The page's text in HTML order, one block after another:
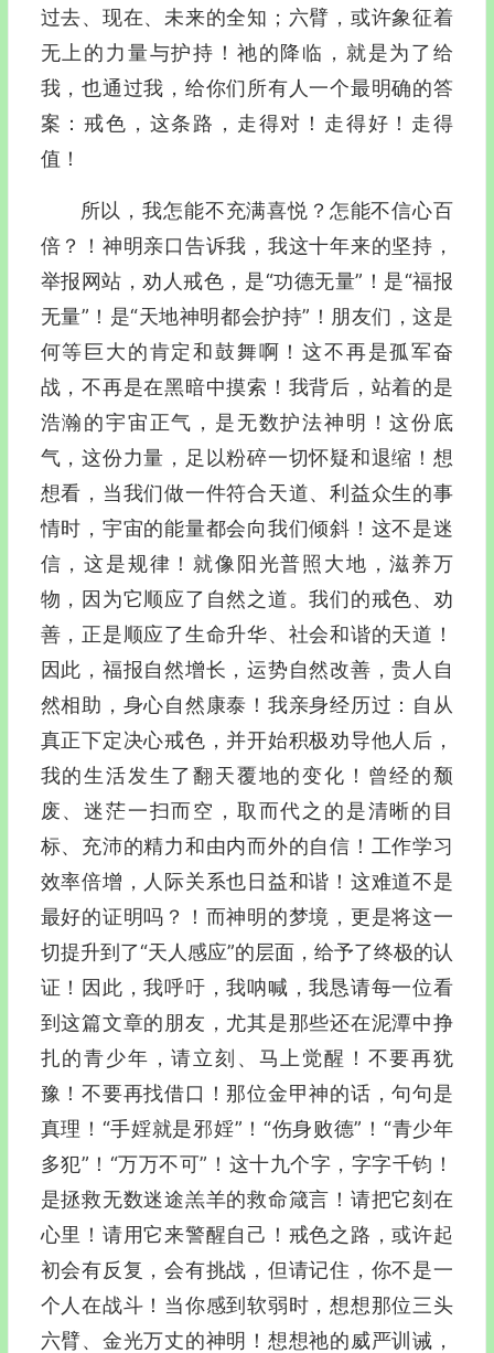
过去、现在、未来的全知；六臂，或许象征着
无上的力量与护持！祂的降临，就是为了给
我，也通过我，给你们所有人一个最明确的答
案：戒色，这条路，走得对！走得好！走得
值！
所以，我怎能不充满喜悦？怎能不信心百
倍？！神明亲口告诉我，我这十年来的坚持，
举报网站，劝人戒色，是“功德无量”！是“福报
无量”！是“天地神明都会护持”！朋友们，这是
何等巨大的肯定和鼓舞啊！这不再是孤军奋
战，不再是在黑暗中摸索！我背后，站着的是
浩瀚的宇宙正气，是无数护法神明！这份底
气，这份力量，足以粉碎一切怀疑和退缩！想
想看，当我们做一件符合天道、利益众生的事
情时，宇宙的能量都会向我们倾斜！这不是迷
信，这是规律！就像阳光普照大地，滋养万
物，因为它顺应了自然之道。我们的戒色、劝
善，正是顺应了生命升华、社会和谐的天道！
因此，福报自然增长，运势自然改善，贵人自
然相助，身心自然康泰！我亲身经历过：自从
真正下定决心戒色，并开始积极劝导他人后，
我的生活发生了翻天覆地的变化！曾经的颓
废、迷茫一扫而空，取而代之的是清晰的目
标、充沛的精力和由内而外的自信！工作学习
效率倍增，人际关系也日益和谐！这难道不是
最好的证明吗？！而神明的梦境，更是将这一
切提升到了“天人感应”的层面，给予了终极的认
证！因此，我呼吁，我呐喊，我恳请每一位看
到这篇文章的朋友，尤其是那些还在泥潭中挣
扎的青少年，请立刻、马上觉醒！不要再犹
豫！不要再找借口！那位金甲神的话，句句是
真理！“手婬就是邪婬”！“伤身败德”！“青少年
多犯”！“万万不可”！这十九个字，字字千钧！
是拯救无数迷途羔羊的救命箴言！请把它刻在
心里！请用它来警醒自己！戒色之路，或许起
初会有反复，会有挑战，但请记住，你不是一
个人在战斗！当你感到软弱时，想想那位三头
六臂、金光万丈的神明！想想祂的威严训诫，